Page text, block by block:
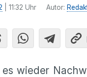
| 11:32 Uhr Autor:
wieder